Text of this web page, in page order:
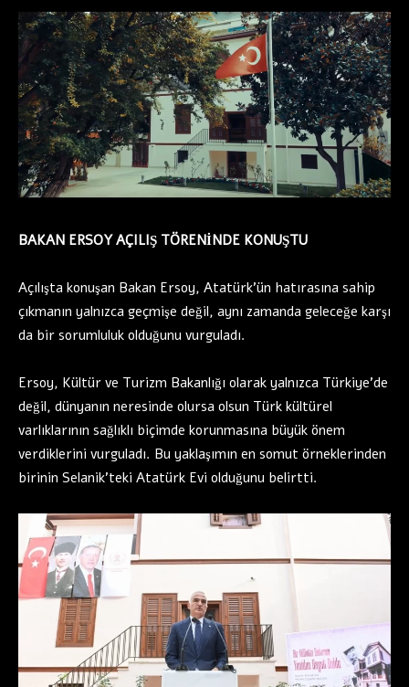
BAKAN ERSOY AÇILIŞ TÖRENİNDE KONUŞTU
Açılışta konuşan Bakan Ersoy, Atatürk’ün hatırasına sahip
çıkmanın yalnızca geçmişe değil, aynı zamanda geleceğe karşı
da bir sorumluluk olduğunu vurguladı.
Ersoy, Kültür ve Turizm Bakanlığı olarak yalnızca Türkiye’de
değil, dünyanın neresinde olursa olsun Türk kültürel
varlıklarının sağlıklı biçimde korunmasına büyük önem
verdiklerini vurguladı. Bu yaklaşımın en somut örneklerinden
birinin Selanik’teki Atatürk Evi olduğunu belirtti.